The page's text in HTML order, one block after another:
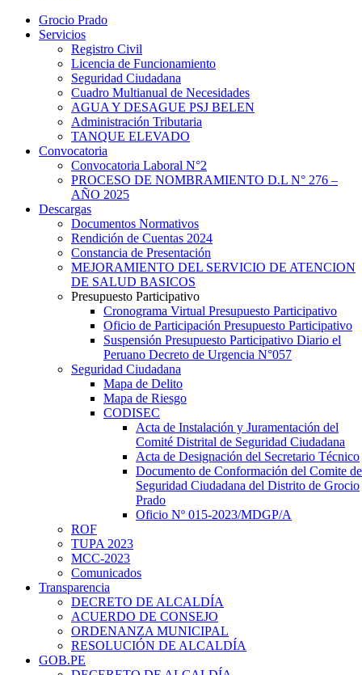
Grocio Prado
Servicios
Registro Civil
Licencia de Funcionamiento
Seguridad Ciudadana
Cuadro Multianual de Necesidades
AGUA Y DESAGUE PSJ BELEN
Administración Tributaria
TANQUE ELEVADO
Convocatoria
Convocatoria Laboral N°2
PROCESO DE NOMBRAMIENTO D.L N° 276 –
AÑO 2025
Descargas
Documentos Normativos
Rendición de Cuentas 2024
Constancia de Presentación
MEJORAMIENTO DEL SERVICIO DE ATENCION
DE SALUD BASICOS
Presupuesto Participativo
Cronograma Virtual Presupuesto Participativo
Oficio de Participación Presupuesto Participativo
Suspensión Presupuesto Participativo Diario el
Peruano Decreto de Urgencia N°057
Seguridad Ciudadana
Mapa de Delito
Mapa de Riesgo
CODISEC
Acta de Instalación y Juramentación del
Comité Distrital de Seguridad Ciudadana
Acta de Designación del Secretario Técnico
Documento de Conformación del Comite de
Seguridad Ciudadana del Distrito de Grocio
Prado
Oficio Nº 015-2023/MDGP/A
ROF
TUPA 2023
MCC-2023
Comunicados
Transparencia
DECRETO DE ALCALDÍA
ACUERDO DE CONSEJO
ORDENANZA MUNICIPAL
RESOLUCIÓN DE ALCALDÍA
GOB.PE